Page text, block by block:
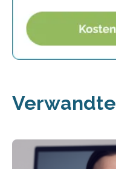
Verwandte